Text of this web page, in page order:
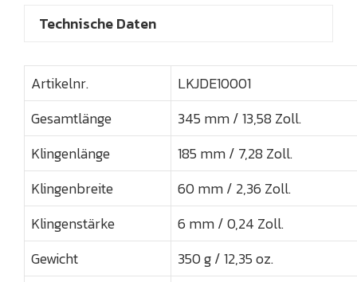
Technische Daten
Artikelnr.
LKJDE10001
Gesamtlänge
345 mm / 13,58 Zoll.
Klingenlänge
185 mm / 7,28 Zoll.
Klingenbreite
60 mm / 2,36 Zoll.
Klingenstärke
6 mm / 0,24 Zoll.
Gewicht
350 g / 12,35 oz.